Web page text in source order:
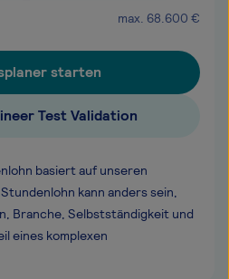
max. 68.600 €
starten
Test Validation
basiert auf unseren
kann anders sein,
Branche, Selbstständigkeit und
eines komplexen